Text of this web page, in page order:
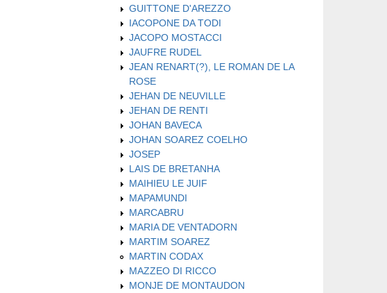
GUITTONE D'AREZZO
IACOPONE DA TODI
JACOPO MOSTACCI
JAUFRE RUDEL
JEAN RENART(?), LE ROMAN DE LA
ROSE
JEHAN DE NEUVILLE
JEHAN DE RENTI
JOHAN BAVECA
JOHAN SOAREZ COELHO
JOSEP
LAIS DE BRETANHA
MAIHIEU LE JUIF
MAPAMUNDI
MARCABRU
MARIA DE VENTADORN
MARTIM SOAREZ
MARTIN CODAX
MAZZEO DI RICCO
MONJE DE MONTAUDON